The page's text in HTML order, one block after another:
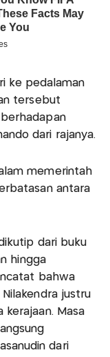
ke pedalaman
tersebut
dari rajanya.
memerintah
antara
dari buku
hingga
bahwa
justru
kerajaan. Masa
dari